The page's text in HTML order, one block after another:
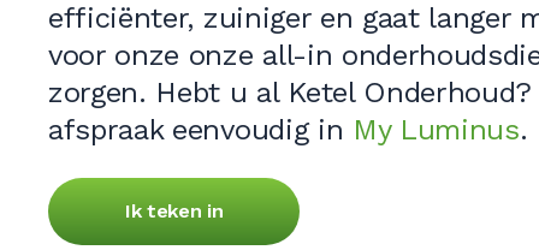
efficiënter, zuiniger en gaat langer
voor onze onze all-in
zorgen. Hebt u al Ketel Onderhoud?
afspraak eenvoudig in My Luminus.
Ik teken in